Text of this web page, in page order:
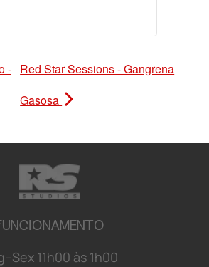
- Red Star Sessions - Gangrena
Gasosa
–Sex 11h00 às 1h00